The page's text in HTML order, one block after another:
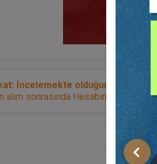
İncelemekte olduğunuz ürün bir
alım sonrasında Hesabım